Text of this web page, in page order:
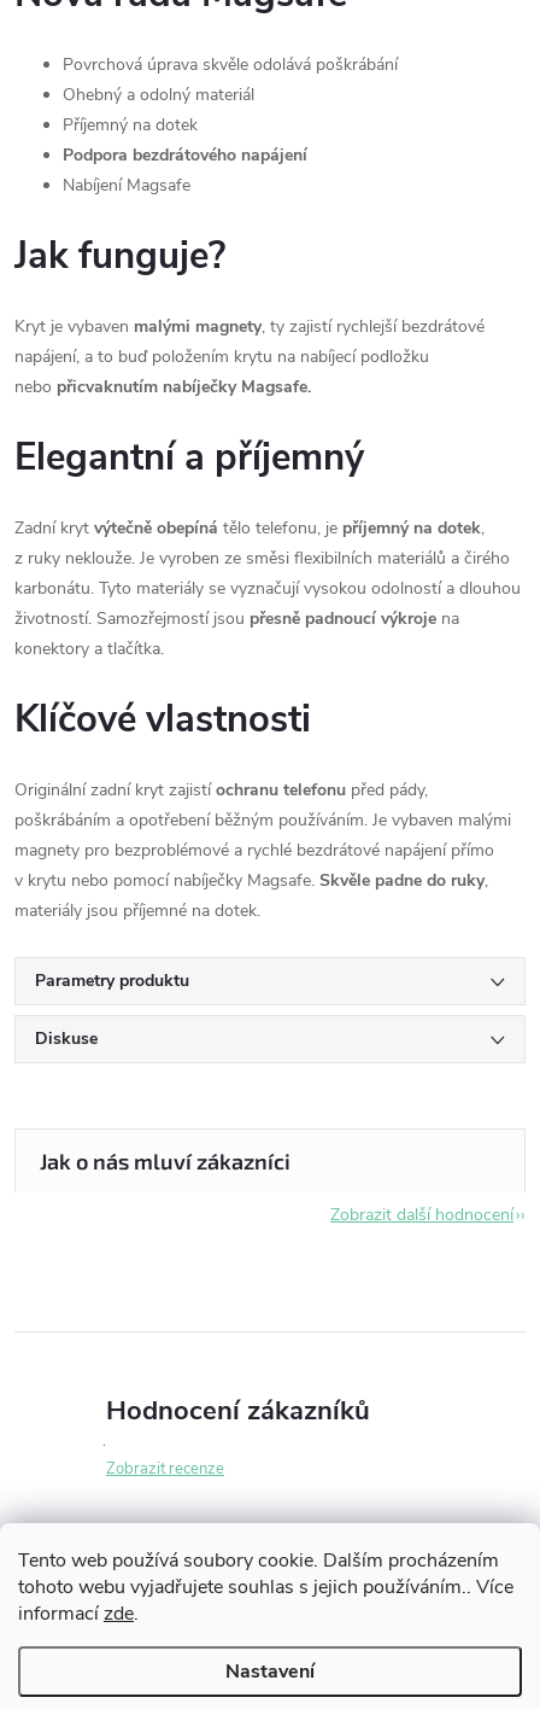
Tento web používá soubory cookie. Dalším procházením
tohoto webu vyjadřujete souhlas s jejich používáním.. Více
informacízde.
Nastavení
Povrchová úprava skvěle odolává poškrábání
Ohebný a odolný materiál
Příjemný na dotek
Podpora bezdrátového napájení
Nabíjení Magsafe
Jak funguje?
Kryt je vybaven malými magnety, ty zajistí rychlejší bezdrátové
napájení, a to buď položením krytu na nabíjecí podložku
nebo přicvaknutím nabíječky Magsafe.
Elegantní a příjemný
Zadní kryt výtečně obepíná tělo telefonu, je příjemný na dotek,
z ruky neklouže. Je vyroben ze směsi flexibilních materiálů a čirého
karbonátu. Tyto materiály se vyznačují vysokou odolností a dlouhou
životností. Samozřejmostí jsou přesně padnoucí výkroje na
konektory a tlačítka.
Klíčové vlastnosti
Originální zadní kryt zajistí ochranu telefonu před pády,
poškrábáním a opotřebení běžným používáním. Je vybaven malými
magnety pro bezproblémové a rychlé bezdrátové napájení přímo
v krytu nebo pomocí nabíječky Magsafe. Skvěle padne do ruky,
materiály jsou příjemné na dotek.
Parametry produktu
Diskuse
Zobrazit další hodnocení
Hodnocení zákazníků
Zobrazit recenze
Z
á